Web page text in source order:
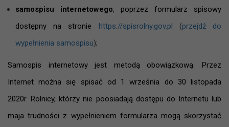
samospisu internetowego, poprzez formularz spisowy
dostępny na stronie
https://spisrolny.gov.pl (przejdź do
wypełnienia samospisu);
Samospis internetowy jest metodą obowiązkową. Przez
Internet można się spisać od 1 września do 30 listopada
2020r. Rolnicy, którzy nie poosiadają dostępu do Internetu lub
maja trudności z wypełnieniem formularza mogą skorzystać